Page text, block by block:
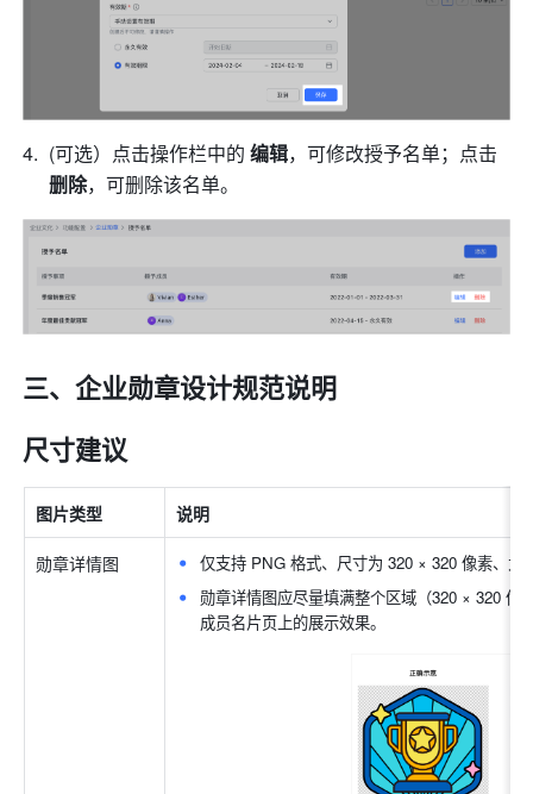
(可选）点击操作栏中的 编辑
删除，可删除该名单。
三、企业勋章设计规范说明
尺寸建议
图片类型 说明
勋章详情图
仅支持 PNG 格式、尺寸为 320 × 320 像素、大
勋章详情图应尽量填满整个区域（320 × 320 像
成员名片页上的展示效果。